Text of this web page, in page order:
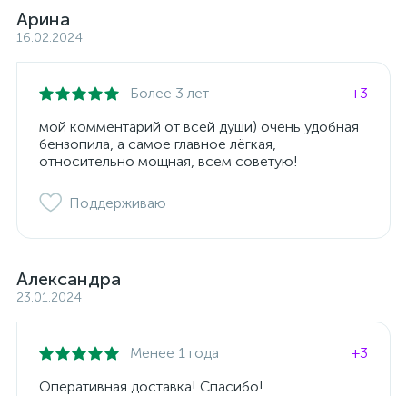
Арина
16.02.2024
Более 3 лет
+3
мой комментарий от всей души) очень удобная
бензопила, а самое главное лёгкая,
относительно мощная, всем советую!
Поддерживаю
Александра
23.01.2024
Менее 1 года
+3
Оперативная доставка! Спасибо!